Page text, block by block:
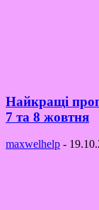
Найкращі
7 та 8 жовтня
maxwelhelp -